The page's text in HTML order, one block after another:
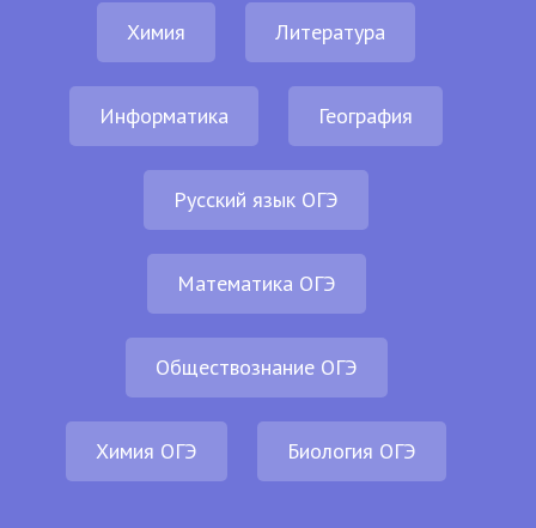
Химия Литература
Информатика География
Русский язык ОГЭ
Математика ОГЭ
Обществознание ОГЭ
Химия ОГЭ Биология ОГЭ